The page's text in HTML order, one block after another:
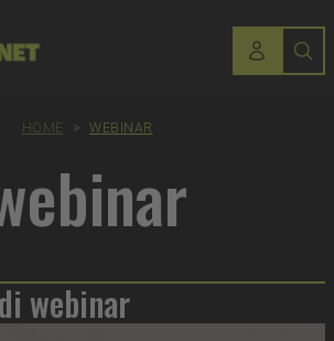
HOME > WEBINAR
webinar